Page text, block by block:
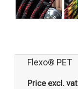
Flexo® PET
Price excl. vat